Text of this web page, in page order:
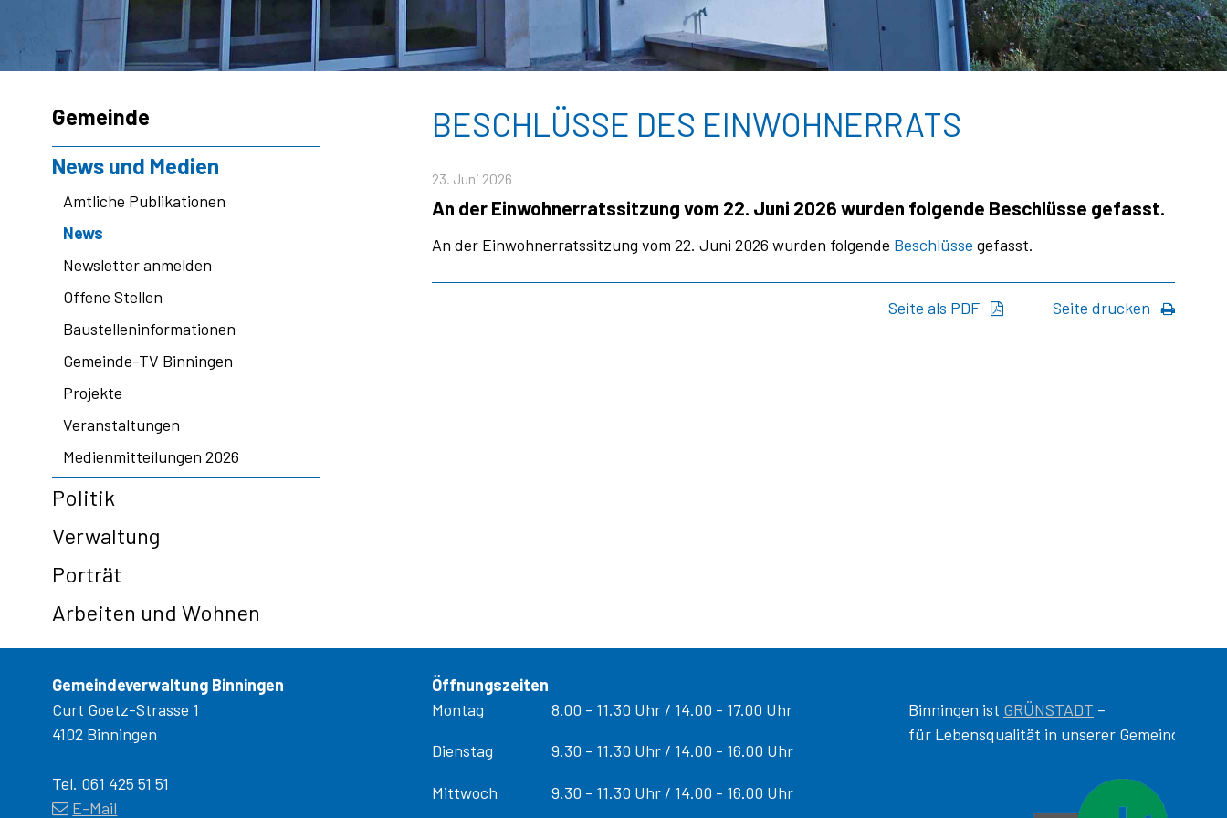
Subnavigation
Gemeinde
News und Medien
Amtliche Publikationen
News
Newsletter anmelden
Offene Stellen
Baustelleninformationen
Gemeinde-TV Binningen
Projekte
Veranstaltungen
Medienmitteilungen 2026
Politik
Verwaltung
Porträt
Arbeiten und Wohnen
BESCHLÜSSE DES EINWOHNERRATS
23. Juni 2026
An der Einwohnerratssitzung vom 22. Juni 2026 wurden folgende Beschlüsse gefasst.
An der Einwohnerratssitzung vom 22. Juni 2026 wurden folgende Beschlüsse gefasst.
Seite drucken
Seite als PDF
Gemeindeverwaltung Binningen
Curt Goetz-Strasse 1
4102 Binningen
Tel. 061 425 51 51
E-Mail
Öffnungszeiten
TagÖffnungs­zeiten
Montag 8.00 - 11.30 Uhr / 14.00 - 17.00 Uhr Binningen ist GRÜNSTADT –
für Lebensqualität in unserer Gemeinde!
Dienstag
9.30 - 11.30 Uhr / 14.00 - 16.00 Uhr
Mittwoch 9.30 - 11.30 Uhr / 14.00 - 16.00 Uhr